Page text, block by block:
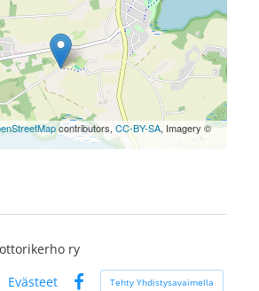
contributors, CC-BY-SA, Imagery ©
ry
Evästeet
Tehty Yhdistysavaimella